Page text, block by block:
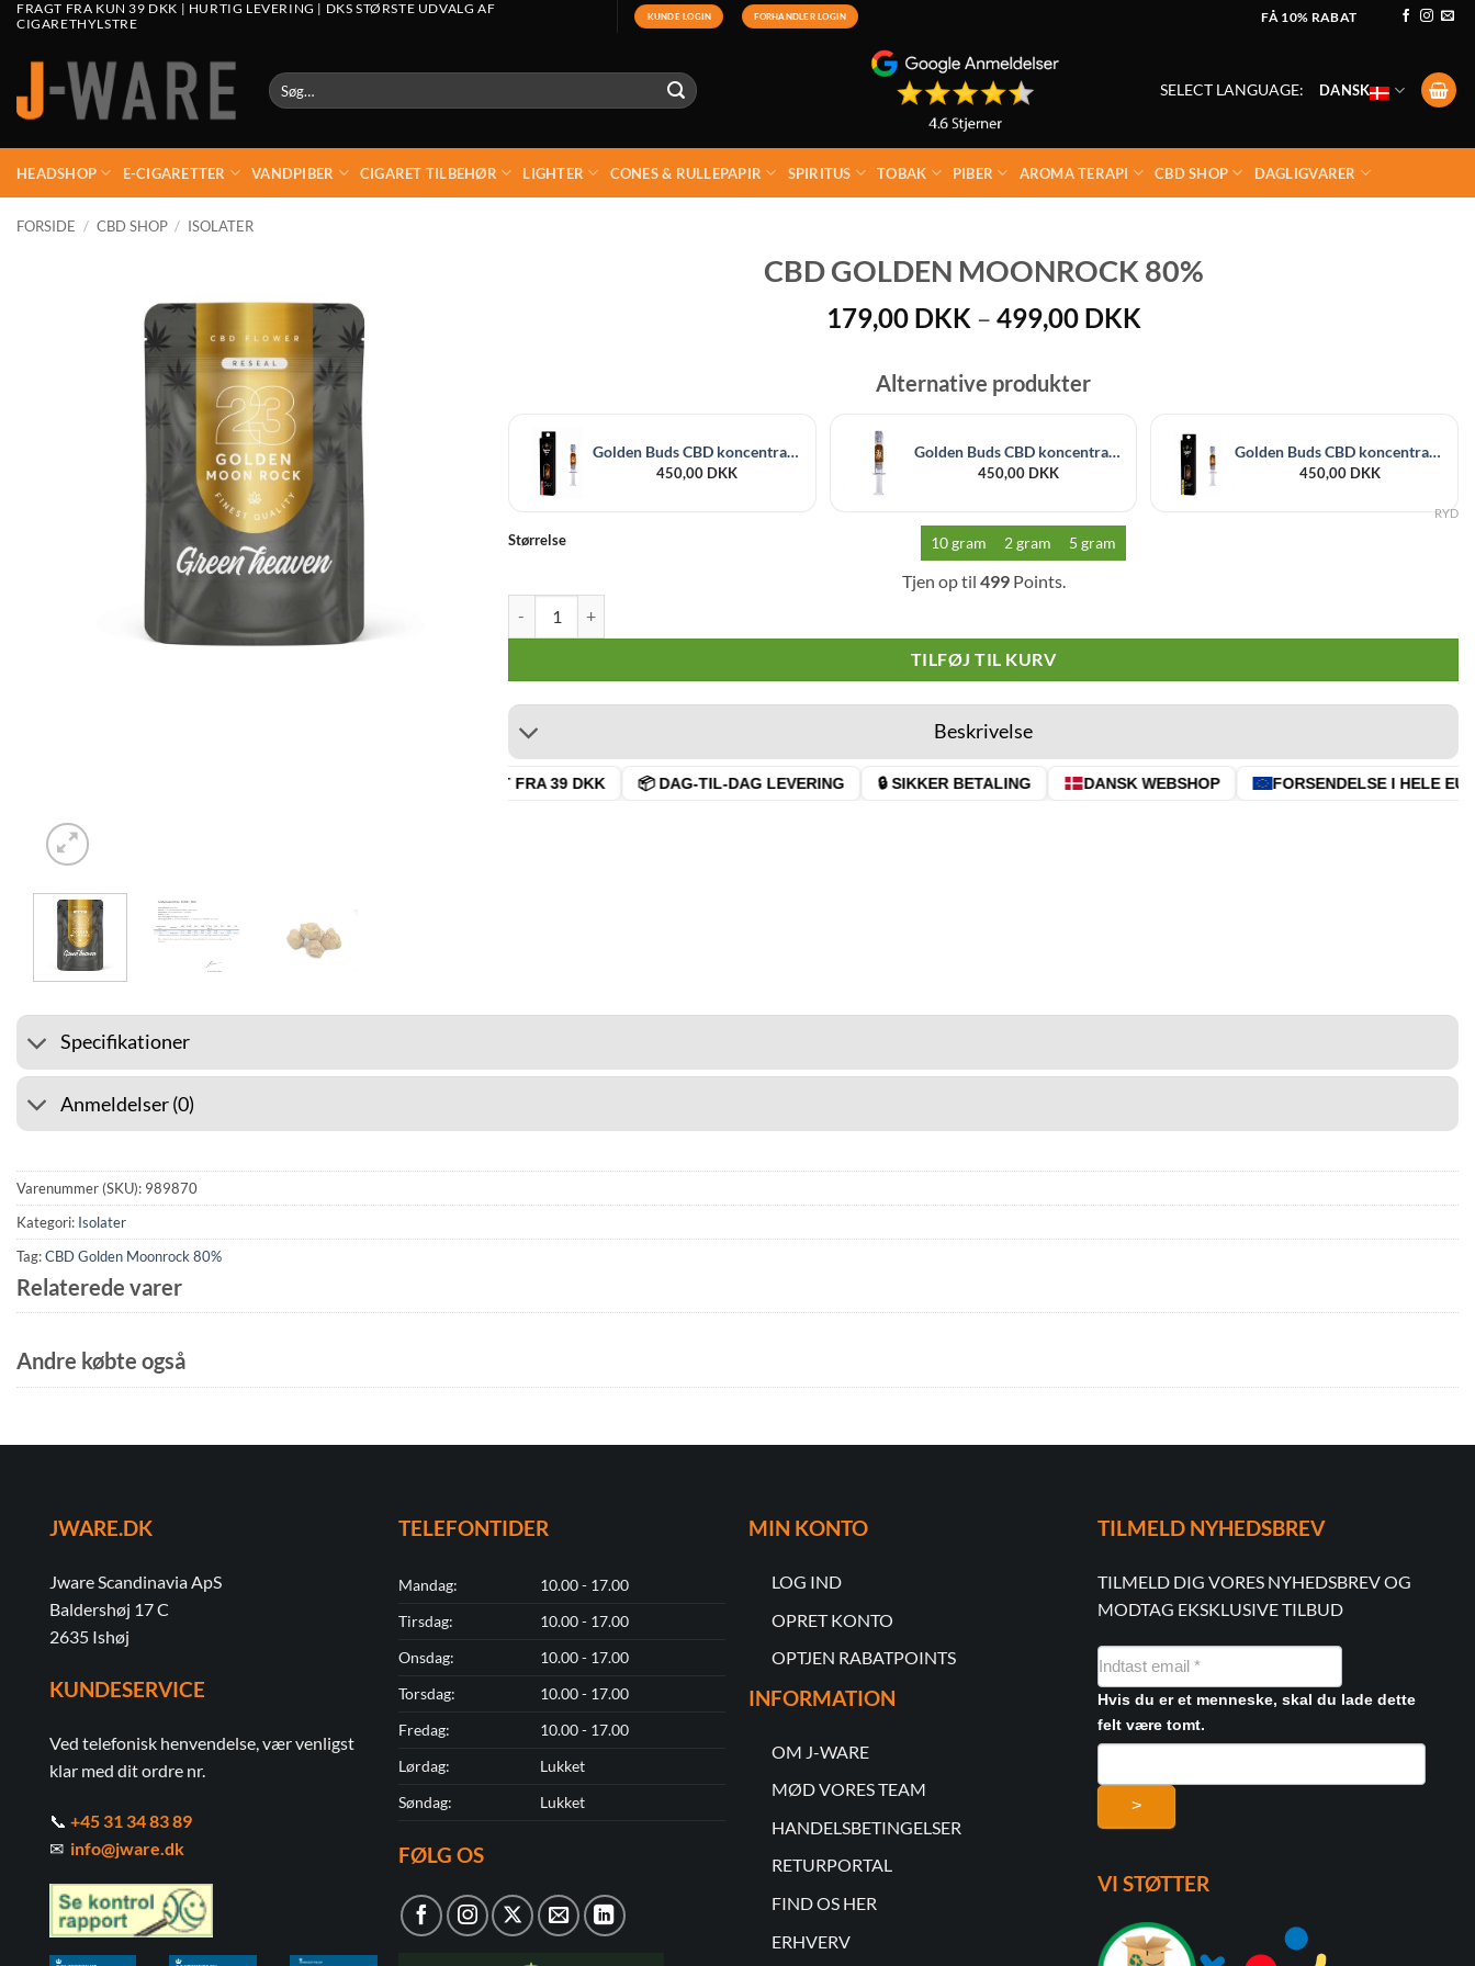
FRAGT FRA KUN 39 DKK | HURTIG LEVERING | DKS STØRSTE UDVALG AF
CIGARETHYLSTRE
KUNDE LOGIN FORHANDLER LOGIN FÅ 10% RABAT
Søg
efter:
SELECT LANGUAGE: DANSK
HEADSHOP E-CIGARETTER VANDPIBER CIGARET TILBEHØR LIGHTER CONES & RULLEPAPIR SPIRITUS TOBAK PIBER AROMA TERAPI CBD SHOP DAGLIGVARER
FORSIDE / CBD SHOP / ISOLATER
CBD GOLDEN MOONROCK 80%
179,00 DKK – 499,00 DKKPrisinterval:
Alternative produkter
Golden Buds CBD koncentrat Gelato 60% 1 ml 600 mg
450,00 DKK
Golden Buds CBD koncentrat Natural 60% 1 ml 600 mg
450,00 DKK
Golden Buds CBD koncentrat Super Lemon Haze 60% 1 ml 600 mg
450,00 DKK
Størrelse 10 gram 2 gram 5 gram
RYD
Tjen op til 499Points.
TILFØJ TIL KURV
Beskrivelse
🚚 FRAGT FRA 39 DKK 📦 DAG-TIL-DAG LEVERING 🔒 SIKKER BETALING DANSK WEBSHOP FORSENDELSE I HELE EU
Specifikationer
Anmeldelser (0)
Varenummer (SKU): 989870
Kategori: Isolater
Tag:CBD Golden Moonrock 80%
Relaterede varer
Andre købte også
JWARE.DK
Jware Scandinavia ApS
Baldershøj 17 C
2635 Ishøj
KUNDESERVICE
Ved telefonisk henvendelse, vær venligst
klar med dit ordre nr.
📞 +45 31 34 83 89
✉ info@jware.dk
TELEFONTIDER
Mandag:
10.00 - 17.00
Tirsdag:
10.00 - 17.00
Onsdag:
10.00 - 17.00
Torsdag:
10.00 - 17.00
Fredag:
10.00 - 17.00
Lørdag:
Lukket
Søndag:
Lukket
FØLG OS
MIN KONTO
LOG IND
OPRET KONTO
OPTJEN RABATPOINTS
INFORMATION
OM J-WARE
MØD VORES TEAM
HANDELSBETINGELSER
RETURPORTAL
FIND OS HER
ERHVERV
TILMELD NYHEDSBREV
TILMELD DIG VORES NYHEDSBREV OG
MODTAG EKSKLUSIVE TILBUD
NYHEDSMAIL
FORMULAR
Hvis du er et menneske, skal du lade dette
felt være tomt.
>
VI STØTTER